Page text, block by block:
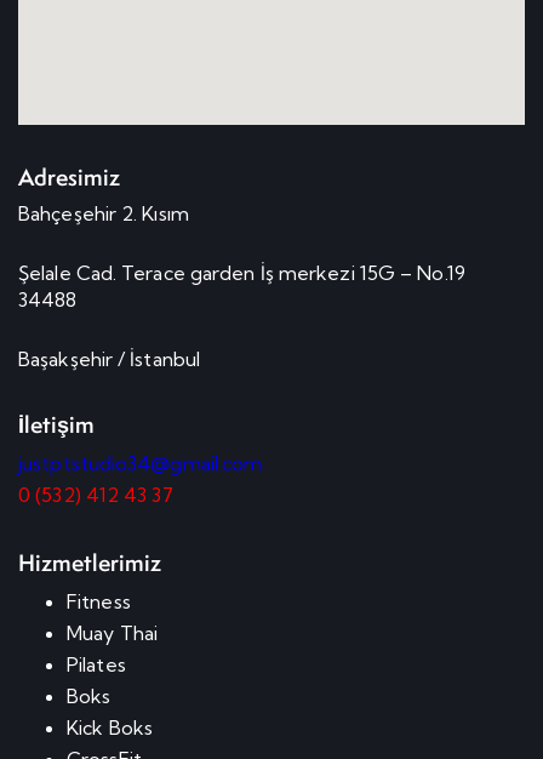
Adresimiz
Bahçeşehir 2. Kısım
Şelale Cad. Terace garden İş merkezi 15G – No.19
34488
Başakşehir / İstanbul
İletişim
justptstudio34@gmail.com
0 (532) 412 43 37
Hizmetlerimiz
Fitness
Muay Thai
Pilates
Boks
Kick Boks